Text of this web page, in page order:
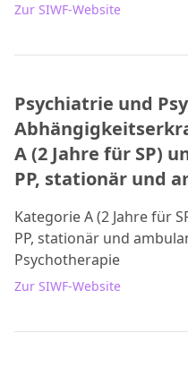
Zur SIWF-Website
Psychiatrie und
A (2 Jahre für SP)
PP, stationär und
Kategorie A (2 Jahre für
PP, stationär und
Psychotherapie
Zur SIWF-Website